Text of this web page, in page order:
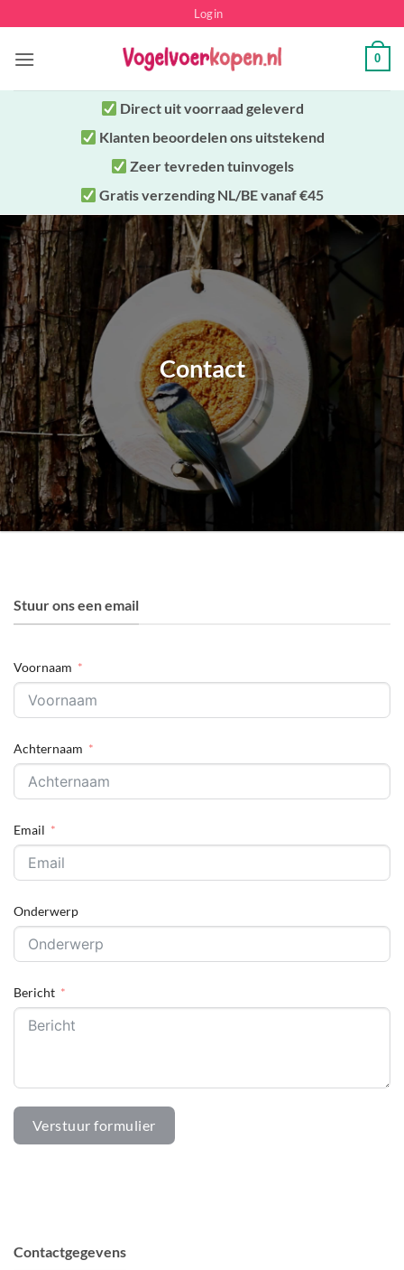
naar
inhoud
Login
0
Direct uitvoorraad geleverd
Klanten beoordelen ons uitstekend
Zeer tevreden tuinvogels
Gratis verzending NL/BE vanaf €45
Contact
Stuur ons een email
Voornaam
Achternaam
Email
Onderwerp
Bericht
Verstuur formulier
Contactgegevens